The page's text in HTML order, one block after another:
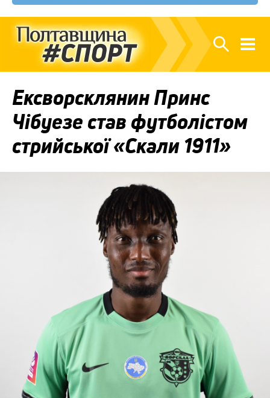
Ексворсклянин Принс
Чібуезе став футболістом
стрийської «Скали 1911»